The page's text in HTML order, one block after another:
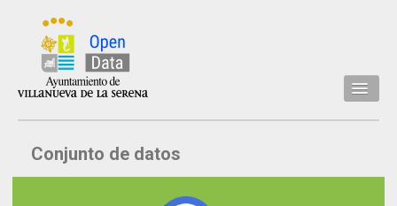
Inicio
Datos
Conjunto de datos